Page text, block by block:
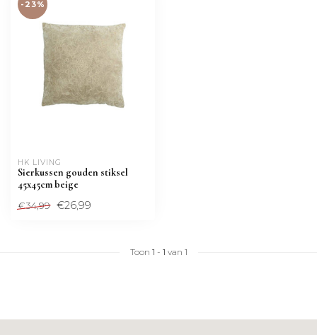
-23%
HK LIVING
Sierkussen gouden stiksel
45x45cm beige
€34,99 €26,99
Toon 1 - 1 van 1